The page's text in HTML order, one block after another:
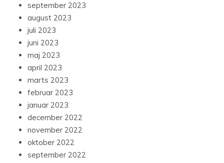
september 2023
august 2023
juli 2023
juni 2023
maj 2023
april 2023
marts 2023
februar 2023
januar 2023
december 2022
november 2022
oktober 2022
september 2022